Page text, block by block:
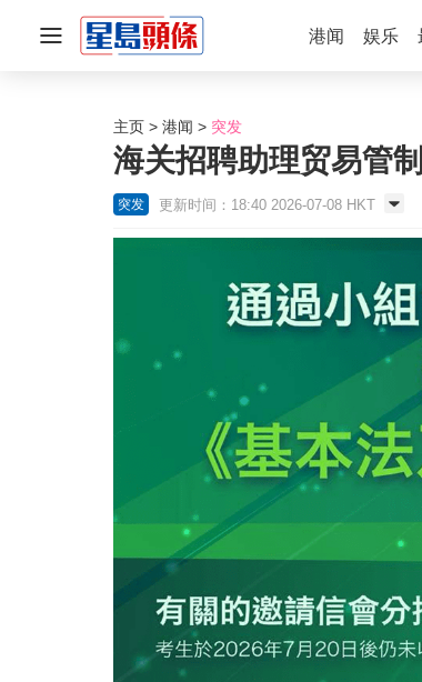
港闻 娱乐
主页 港闻 突发
海关招聘助理贸易管
突发 更新时间：18:40 2026-07-08 HKT